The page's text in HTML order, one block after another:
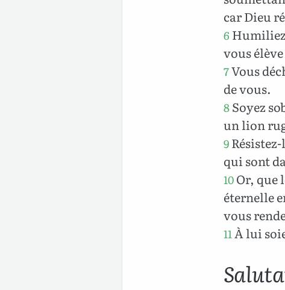
car Dieu
6
vous
7Vous
de vous.
8Soyez
un lion
9
qui sont
10Or, que
éternelle
vous
11À lui